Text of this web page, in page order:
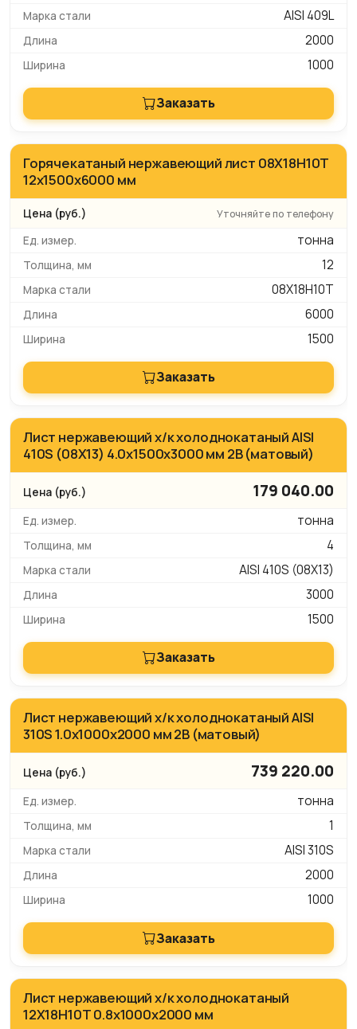
AISI 409L
2000
1000
Заказать
Горячекатаный нержавеющий лист 08Х18Н10Т
12х1500х6000 мм
Уточняйте по телефону
тонна
12
08Х18Н10Т
6000
1500
Заказать
Лист нержавеющий х/к холоднокатаный AISI
410S (08Х13) 4.0х1500х3000 мм 2B (матовый)
179 040.00
тонна
4
AISI 410S (08Х13)
3000
1500
Заказать
Лист нержавеющий х/к холоднокатаный AISI
310S 1.0х1000х2000 мм 2B (матовый)
739 220.00
тонна
1
AISI 310S
2000
1000
Заказать
Лист нержавеющий х/к холоднокатаный
12Х18Н10Т 0.8х1000х2000 мм